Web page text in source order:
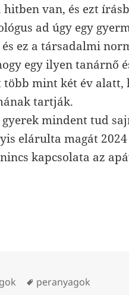
van, és ezt
ad úgy egy
ez a társadalmi
egy ilyen tanárnő
mint két év alatt,
tartják.
mindent tud
elárulta magát 2024
kapcsolata az
Tags
peranyagok